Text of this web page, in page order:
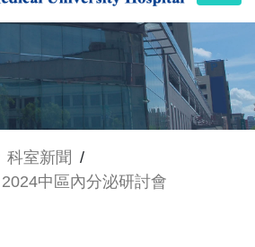
科室新聞 /
中區內分泌研討會